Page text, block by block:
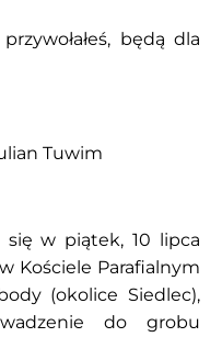
będą dla
Tuwim
się w piątek, 10 lipca
Kościele Parafialnym
(okolice Siedlec),
do grobu